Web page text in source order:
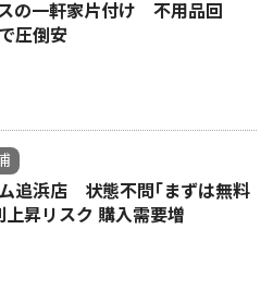
の一軒家片付け 不用品回
圧倒安
追浜店 状態不問｢まずは無料
昇リスク 購入需要増